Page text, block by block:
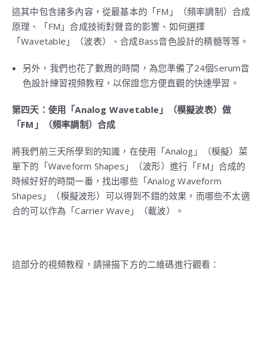
這其中包含諸多內容，從最基本的「FM」（頻率調制）合成
原理、「FM」合成技術對聲音的影響、如何選擇
「Wavetable」（波表）、合成Bass音色設計的精髓等等。
另外，我們也花了數周的時間，為您準備了24個Serum音
色設計練習視頻教程，以保證您方便直觀的快速學習。
第四天：使用「Analog Wavetable 」（模擬波表）做
「FM 」（頻率調制）合成
將我們前三天所學到的知識，在使用「Analog」（模擬）菜
單下的「Waveform Shapes」（波形）進行「FM」合成的
時候好好的時間一番，找出哪些「Analog Waveform
Shapes」（模擬波形）可以得到不錯的效果，而哪些不太適
合的可以作為「Carrier Wave」（載波）。
這部分的視頻教程，請掃描下方的二維碼進行觀看：